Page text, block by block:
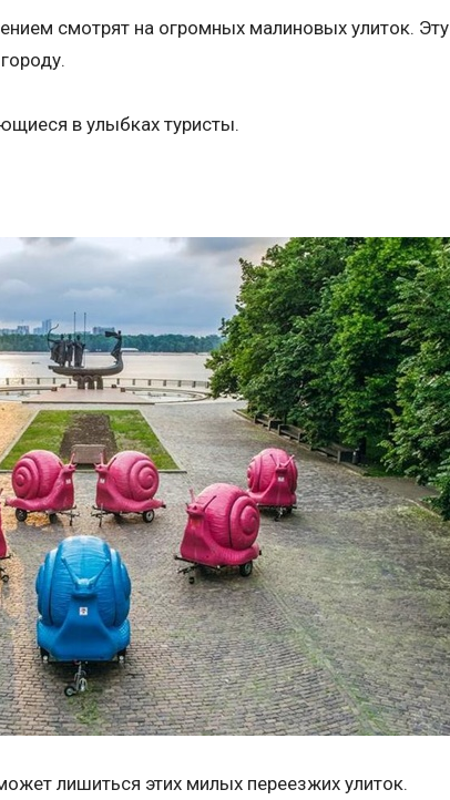
смотрят на огромных малиновых улиток. Эту
в улыбках туристы.
лишиться этих милых переезжих улиток.